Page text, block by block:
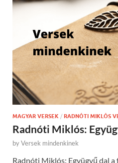
MAGYAR VERSEK / RADNÓTI MIKLÓS
Radnóti Miklós:
byVersek mindenkinek
Radnóti Miklós: Együgyű dal a